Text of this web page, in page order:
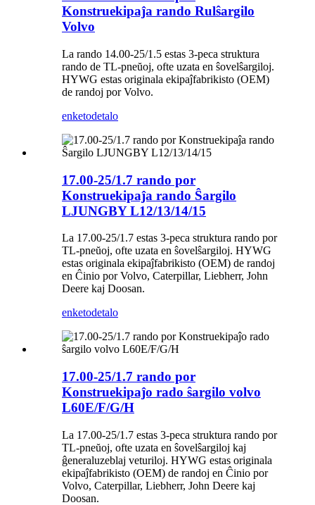
Konstruekipaĵa rando Rulŝargilo
Volvo
La rando 14.00-25/1.5 estas 3-peca struktura
rando de TL-pneŭoj, ofte uzata en ŝovelŝargiloj.
HYWG estas originala ekipaĵfabrikisto (OEM)
de randoj por Volvo.
enketodetalo
17.00-25/1.7 rando por
Konstruekipaĵa rando Ŝargilo
LJUNGBY L12/13/14/15
La 17.00-25/1.7 estas 3-peca struktura rando por
TL-pneŭoj, ofte uzata en ŝovelŝargiloj. HYWG
estas originala ekipaĵfabrikisto (OEM) de randoj
en Ĉinio por Volvo, Caterpillar, Liebherr, John
Deere kaj Doosan.
enketodetalo
17.00-25/1.7 rando por
Konstruekipaĵo rado ŝargilo volvo
L60E/F/G/H
La 17.00-25/1.7 estas 3-peca struktura rando por
TL-pneŭoj, ofte uzata en ŝovelŝargiloj kaj
ĝeneraluzeblaj veturiloj. HYWG estas originala
ekipaĵfabrikisto (OEM) de randoj en Ĉinio por
Volvo, Caterpillar, Liebherr, John Deere kaj
Doosan.